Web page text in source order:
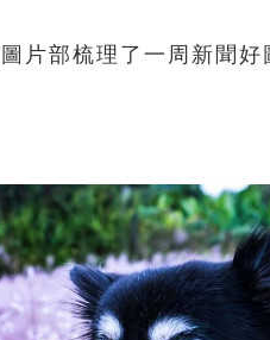
片部梳理了一周新聞好